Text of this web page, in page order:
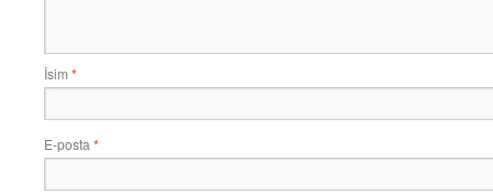
İsim *
E-posta *